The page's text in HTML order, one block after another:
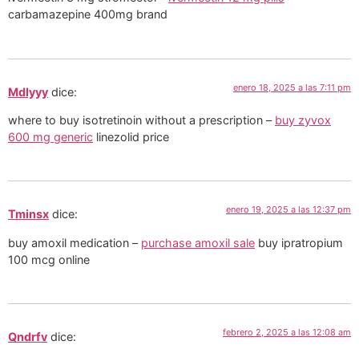
carbamazepine 400mg brand
Mdlyyy dice: enero 18, 2025 a las 7:11 pm
where to buy isotretinoin without a prescription – buy zyvox
600 mg generic linezolid price
Tminsx dice: enero 19, 2025 a las 12:37 pm
buy amoxil medication – purchase amoxil sale buy ipratropium
100 mcg online
Qndrfv dice: febrero 2, 2025 a las 12:08 am